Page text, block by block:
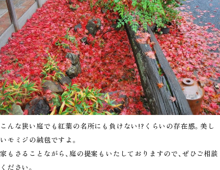
こんな狭い庭でも紅葉の名所にも負けない!?くらいの存在感。美し
いモミジの絨毯ですよ。
家もさることながら、庭の提案もいたしておりますので、ぜひご相談
ください。